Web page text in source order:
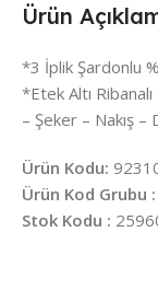
Ürün
*3 İplik Şardonlu
*Etek Altı
– Şeker – Nakış –
Ürün Kodu:
Ürün Kod Grubu :
Stok Kodu :